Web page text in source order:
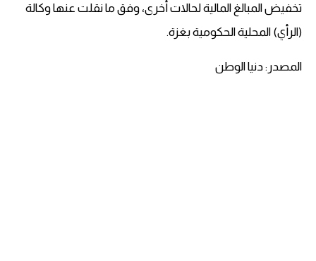
تخفيض المبالغ المالية لحالات أخرى، وفق ما نقلت عنها وكالة
(الرأي) المحلية الحكومية بغزة.
المصدر: دنيا الوطن